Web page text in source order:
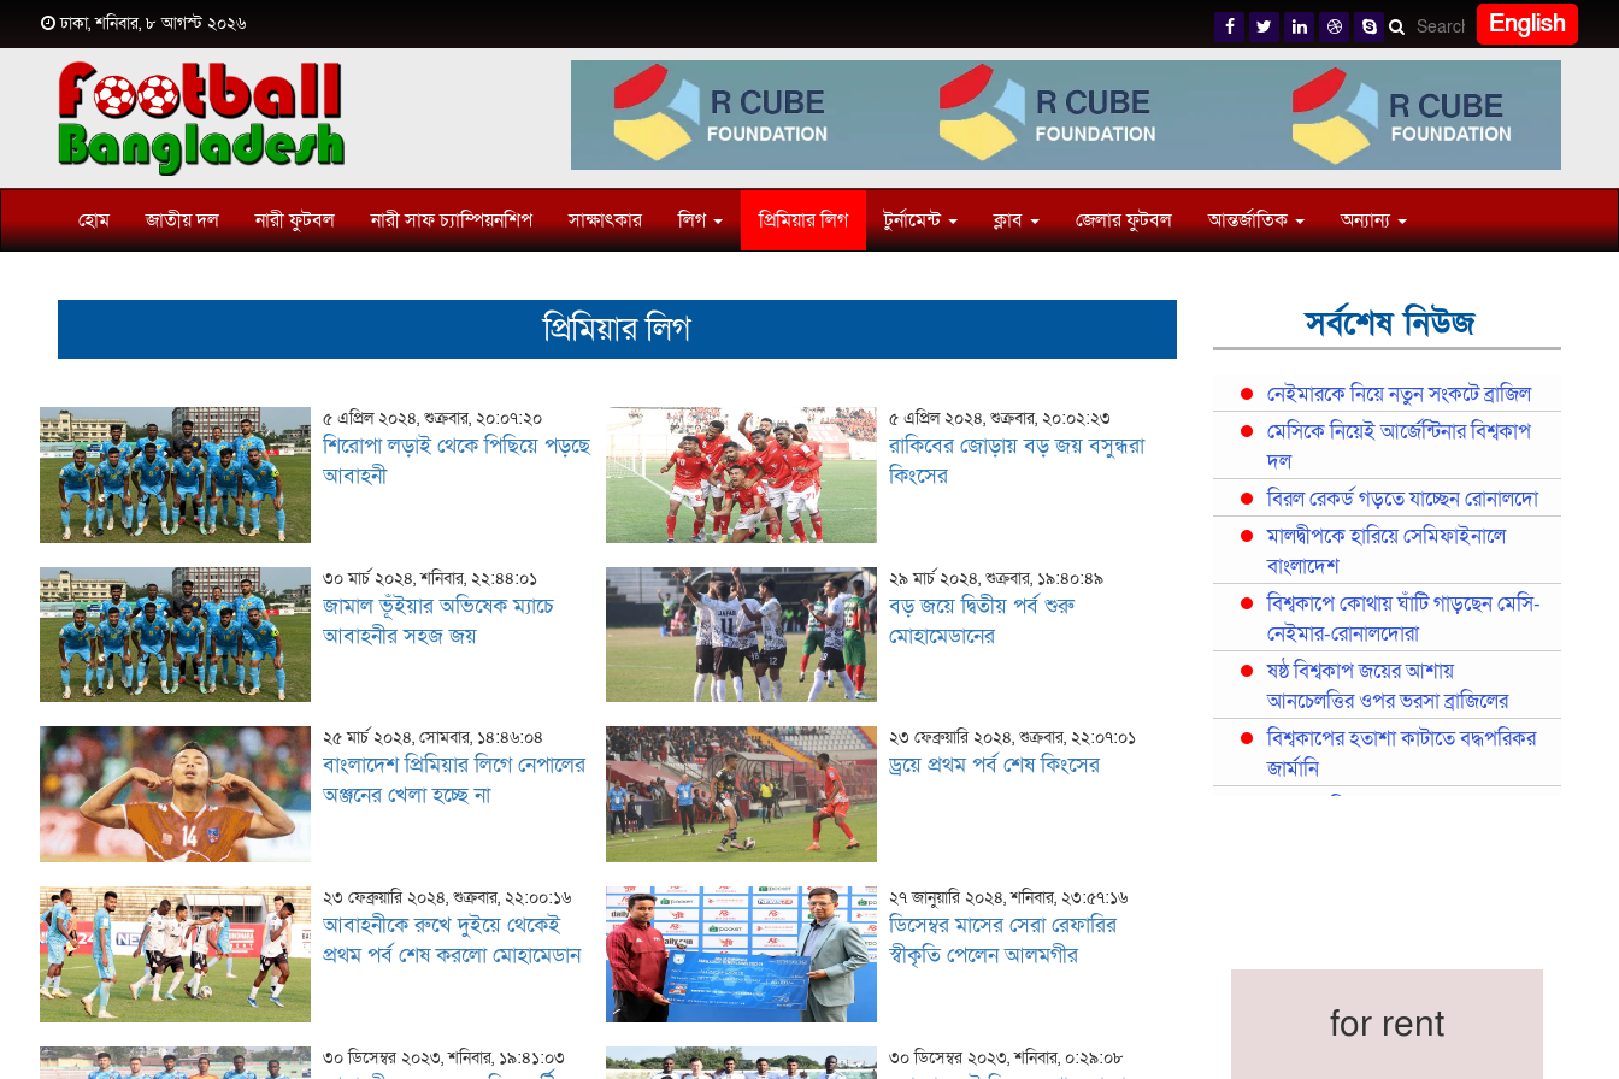
ঢাকা, শনিবার, ৮ আগস্ট ২০২৬ English
হোম জাতীয় দল নারী ফুটবল নারী সাফ চ্যাম্পিয়নশিপ সাক্ষাৎকার লিগ প্রিমিয়ার লিগ টুর্নামেন্ট ক্লাব জেলার ফুটবল আন্তর্জাতিক অন্যান্য
প্রিমিয়ার লিগ
৫ এপ্রিল ২০২৪, শুক্রবার, ২০:০৭:২০
শিরোপা লড়াই থেকে পিছিয়ে পড়ছে
আবাহনী
৫ এপ্রিল ২০২৪, শুক্রবার, ২০:০২:২৩
রাকিবের জোড়ায় বড় জয় বসুন্ধরা
কিংসের
৩০ মার্চ ২০২৪, শনিবার, ২২:৪৪:০১
জামাল ভূঁইয়ার অভিষেক ম্যাচে
আবাহনীর সহজ জয়
২৯ মার্চ ২০২৪, শুক্রবার, ১৯:৪০:৪৯
বড় জয়ে দ্বিতীয় পর্ব শুরু
মোহামেডানের
২৫ মার্চ ২০২৪, সোমবার, ১৪:৪৬:০৪
বাংলাদেশ প্রিমিয়ার লিগে নেপালের
অঞ্জনের খেলা হচ্ছে না
২৩ ফেব্রুয়ারি ২০২৪, শুক্রবার, ২২:০৭:০১
ড্রয়ে প্রথম পর্ব শেষ কিংসের
২৩ ফেব্রুয়ারি ২০২৪, শুক্রবার, ২২:০০:১৬
আবাহনীকে রুখে দুইয়ে থেকেই
প্রথম পর্ব শেষ করলো মোহামেডান
২৭ জানুয়ারি ২০২৪, শনিবার, ২৩:৫৭:১৬
ডিসেম্বর মাসের সেরা রেফারির
স্বীকৃতি পেলেন আলমগীর
৩০ ডিসেম্বর ২০২৩, শনিবার, ১৯:৪১:০৩ ৩০ ডিসেম্বর ২০২৩, শনিবার, ০:২৯:০৮
সর্বশেষ নিউজ
নেইমারকে নিয়ে নতুন সংকটে ব্রাজিল
মেসিকে নিয়েই আর্জেন্টিনার বিশ্বকাপ
দল
বিরল রেকর্ড গড়তে যাচ্ছেন রোনালদো
মালদ্বীপকে হারিয়ে সেমিফাইনালে
বাংলাদেশ
বিশ্বকাপে কোথায় ঘাঁটি গাড়ছেন মেসি-
নেইমার-রোনালদোরা
ষষ্ঠ বিশ্বকাপ জয়ের আশায়
আনচেলত্তির ওপর ভরসা ব্রাজিলের
বিশ্বকাপের হতাশা কাটাতে বদ্ধপরিকর
জার্মানি
অধ্যায় শুরু
প্রথমবারের মতো রিয়ালের কোন
খেলোয়াড় ছাড়াই স্পেনের বিশ্বকাপ
for rent